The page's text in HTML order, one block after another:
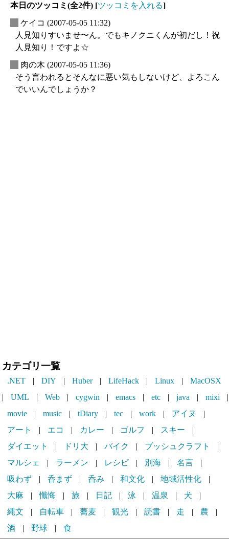
本日のツッコミ(全2件) [ツッコミを入れる]
ケイコ (2007-05-05 11:32)
人見知りすいませ〜ん。でもキノクニくんが初だし！祝
人見知り！ですよ☆
肉の木 (2007-05-05 11:36)
そう言われるとそんなに悪い気もしないけど、よろこん
でいいんでしょうか？
カテゴリ一覧
.NET | DIY | Huber | LifeHack | Linux |
MacOSX
|
UML | Web | cygwin | emacs | etc | java | mixi
|
movie
| music | tDiary | tec | work | アイヌ
|
アート
| エコ | カレー | ゴルフ | スキー
|
ダイエット
| ドリ大 | バイク | ブッシュクラフト
|
マルシェ
| ラーメン | レシピ | 別海 | 名言
|
吸わず
| 呑まず | 呑み | 和文化 | 地域活性化
|
大麻
| 懺悔 | 旅 | 日記 | 泳 | 温泉 | 犬
|
縄文
| 自転車 | 蕎麦 | 観光 | 読書 | 走 | 農
|
酒
| 野球 | 食